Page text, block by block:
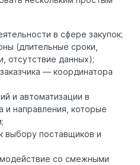
в сфере закупок;
(длительные сроки,
отсутствие данных);
— координатора
и автоматизации в
и направления, которые
выбору поставщиков и
со смежными